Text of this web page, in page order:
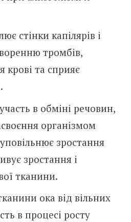
стінки капілярів і
тромбів,
крові та сприяє
в обміні речовин,
організмом
зростання
зростання і
тканини.
ока від вільних
в процесі росту